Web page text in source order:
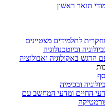
תואר ראשון
לתלמידים מצטיינים
וביוטכנולוגיה
הדגש באקולוגיה ואבולוציה
ובכימיה
החיים ומדעי המחשב עם